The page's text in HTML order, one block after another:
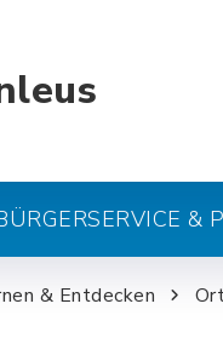
&
& Entdecken